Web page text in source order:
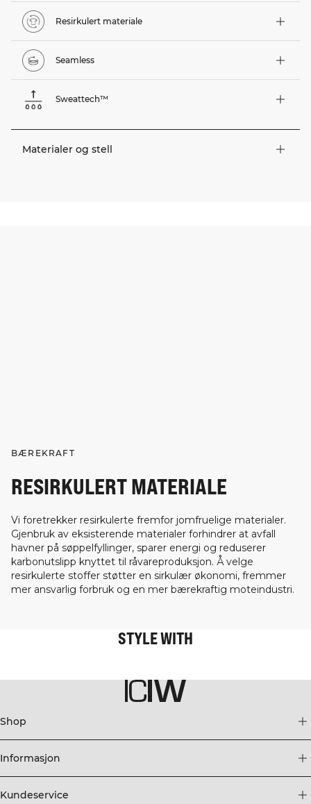
Resirkulert materiale
Seamless
Sweattech™
Materialer og stell
BÆREKRAFT
RESIRKULERT MATERIALE
Vi foretrekker resirkulerte fremfor jomfruelige materialer.
Gjenbruk av eksisterende materialer forhindrer at avfall
havner på søppelfyllinger, sparer energi og reduserer
karbonutslipp knyttet til råvareproduksjon. Å velge
resirkulerte stoffer støtter en sirkulær økonomi, fremmer
mer ansvarlig forbruk og en mer bærekraftig moteindustri.
STYLE WITH
Shop
Informasjon
Kundeservice